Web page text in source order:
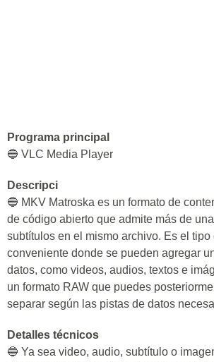
Programa principal
🔵 VLC Media Player
Descripci
🔵 MKV Matroska es un formato de
de código abierto que admite más de
subtítulos en el mismo archivo. Es el tipo
conveniente donde se pueden agregar
datos, como videos, audios, textos e
un formato RAW que puedes
separar según las pistas de datos
Detalles técnicos
🔵 Ya sea video, audio, subtítulo o